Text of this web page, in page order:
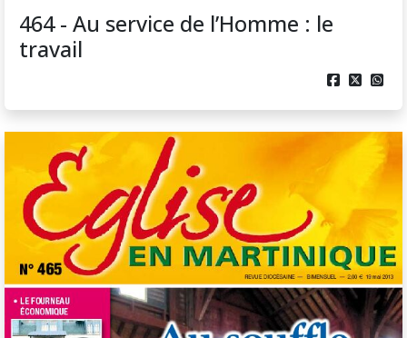
464 - Au service de l’Homme : le
travail
  